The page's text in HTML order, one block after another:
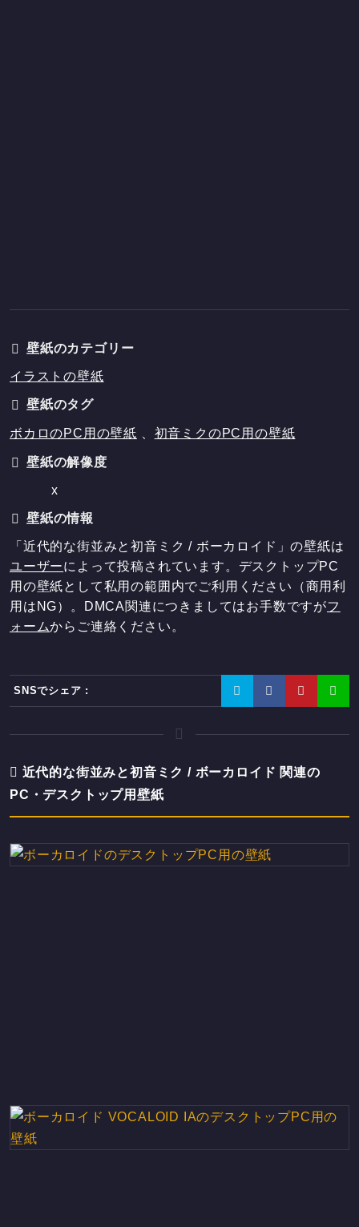
壁紙のカテゴリー
イラストの壁紙
壁紙のタグ
ボカロのPC用の壁紙 初音ミクのPC用の壁紙
壁紙の解像度
x
壁紙の情報
「近代的な街並みと初音ミク / ボーカロイド」の壁紙は
ユーザーによって投稿されています。デスクトップPC
用の壁紙として私用の範囲内でご利用ください（商用利
用はNG）。DMCA関連につきましてはお手数ですがフ
ォームからご連絡ください。
SNSでシェア :
近代的な街並みと初音ミク / ボーカロイド 関連の
PC・デスクトップ用壁紙